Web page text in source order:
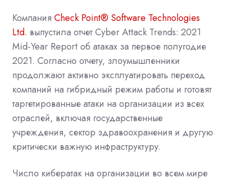
Компания Check Point® Software Technologies
Ltd. выпустила отчет Cyber Attack Trends: 2021
Mid-Year Report об атаках за первое полугодие
2021. Согласно отчету, злоумышленники
продолжают активно эксплуатировать переход
компаний на гибридный режим работы и готовят
таргетированные атаки на организации из всех
отраслей, включая государственные
учреждения, сектор здравоохранения и другую
критически важную инфраструктуру.
Число кибератак на организации во всем мире